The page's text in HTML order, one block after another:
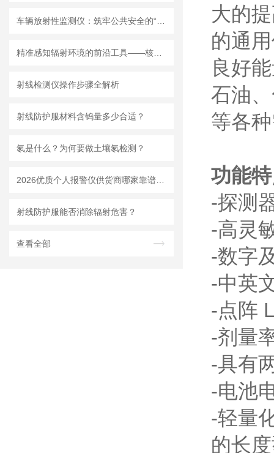
射线检测仪操作步骤全解析
射线防护服材料含钨量多少合适？
氡是什么？为何要做土壤氡检测？
射线防护服能否消除辐射危害？
查看全部
大的
的通
良好
石油
等各
功能
-探测
-高灵
-数字
-中英
-点阵
-剂量
-具有
-电池
-轻量
的长